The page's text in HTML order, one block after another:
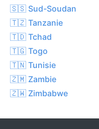
🇸🇸 Sud-Soudan
🇹🇿 Tanzanie
🇹🇩 Tchad
🇹🇬 Togo
🇹🇳 Tunisie
🇿🇲 Zambie
🇿🇼 Zimbabwe